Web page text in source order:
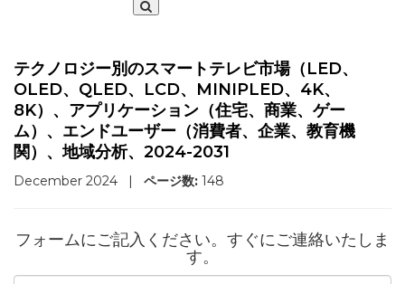
テクノロジー別のスマートテレビ市場（LED、
OLED、QLED、LCD、MINIPLED、4K、
8K）、アプリケーション（住宅、商業、ゲー
ム）、エンドユーザー（消費者、企業、教育機
関）、地域分析、2024-2031
December 2024 | ページ数: 148
フォームにご記入ください。すぐにご連絡いたしま
す。